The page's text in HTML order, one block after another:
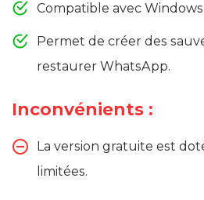
Compatible avec
Permet de créer des
restaurer WhatsApp.
Inconvénients :
La version gratuite est
limitées.